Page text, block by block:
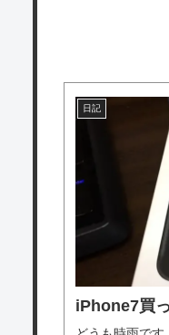
日記
iPhone7買